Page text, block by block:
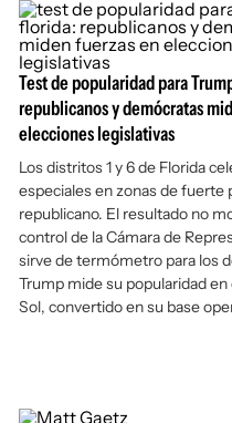
Publicaciones
Newsletters
Argentina
España
Estados Unidos
Test de popularidad para
republicanos y demócratas
elecciones legislativas
Los distritos 1 y 6 de Florida
especiales en zonas de fuerte
republicano. El resultado no
control de la Cámara de
sirve de termómetro para los
Trump mide su popularidad en
Sol, convertido en su base